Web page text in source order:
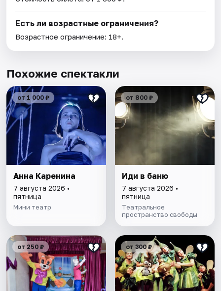
Есть ли возрастные ограничения?
Возрастное ограничение: 18+.
Похожие спектакли
от 1 000 ₽
Анна Каренина
7 августа 2026 •
пятница
Мини театр
от 800 ₽
Иди в баню
7 августа 2026 •
пятница
Театральное
пространство свободы
от 250 ₽ от 300 ₽